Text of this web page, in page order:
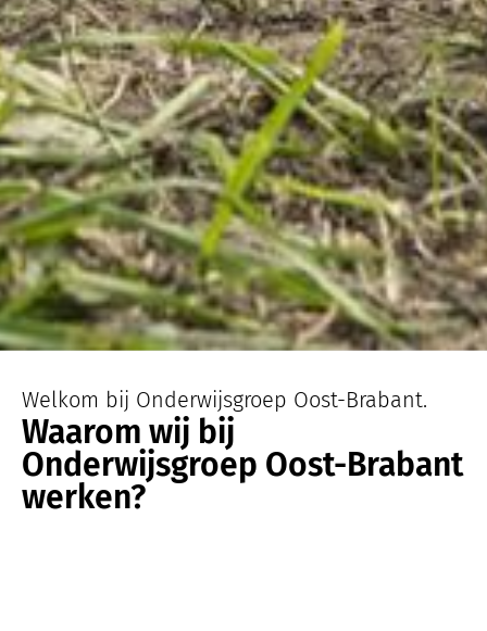
Welkom bij Onderwijsgroep Oost-Brabant.
Waarom wij bij
Onderwijsgroep Oost-Brabant
werken?